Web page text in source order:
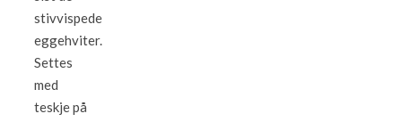
stivvispede
eggehviter.
Settes
med
teskje på